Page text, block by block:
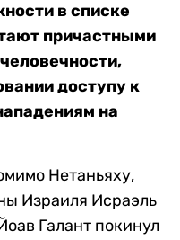
в списке
причастными
доступу к
на
Нетаньяху,
Израиля Исраэль
Галант покинул